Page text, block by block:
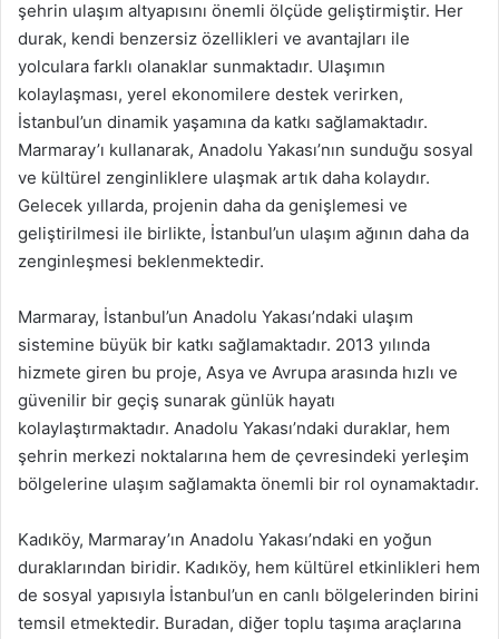
şehrin ulaşım altyapısını önemli ölçüde geliştirmiştir. Her
durak, kendi benzersiz özellikleri ve avantajları ile
yolculara farklı olanaklar sunmaktadır. Ulaşımın
kolaylaşması, yerel ekonomilere destek verirken,
İstanbul’un dinamik yaşamına da katkı sağlamaktadır.
Marmaray’ı kullanarak, Anadolu Yakası’nın sunduğu sosyal
ve kültürel zenginliklere ulaşmak artık daha kolaydır.
Gelecek yıllarda, projenin daha da genişlemesi ve
geliştirilmesi ile birlikte, İstanbul’un ulaşım ağının daha da
zenginleşmesi beklenmektedir.
Marmaray, İstanbul’un Anadolu Yakası’ndaki ulaşım
sistemine büyük bir katkı sağlamaktadır. 2013 yılında
hizmete giren bu proje, Asya ve Avrupa arasında hızlı ve
güvenilir bir geçiş sunarak günlük hayatı
kolaylaştırmaktadır. Anadolu Yakası’ndaki duraklar, hem
şehrin merkezi noktalarına hem de çevresindeki yerleşim
bölgelerine ulaşım sağlamakta önemli bir rol oynamaktadır.
Kadıköy, Marmaray’ın Anadolu Yakası’ndaki en yoğun
duraklarından biridir. Kadıköy, hem kültürel etkinlikleri hem
de sosyal yapısıyla İstanbul’un en canlı bölgelerinden birini
temsil etmektedir. Buradan, diğer toplu taşıma araçlarına